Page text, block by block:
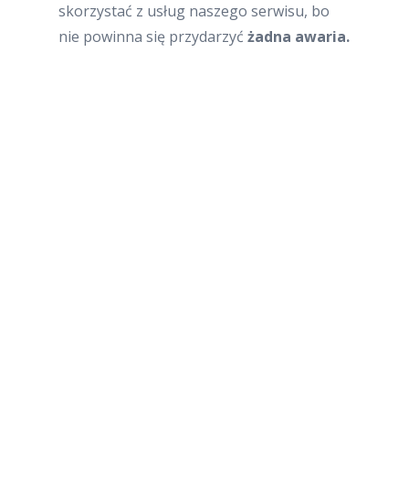
skorzystać z usług naszego serwisu, bo
nie powinna się przydarzyć żadna awaria.